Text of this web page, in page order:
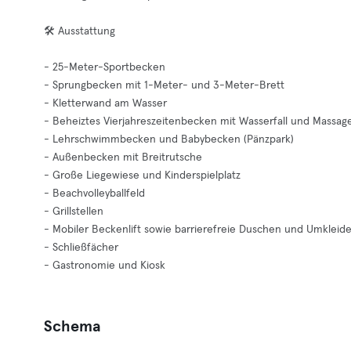
🛠️ Ausstattung
- 25-Meter-Sportbecken
- Sprungbecken mit 1-Meter- und 3-Meter-Brett
- Kletterwand am Wasser
- Beheiztes Vierjahreszeitenbecken mit Wasserfall und
- Lehrschwimmbecken und Babybecken (Pänzpark)
- Außenbecken mit Breitrutsche
- Große Liegewiese und Kinderspielplatz
- Beachvolleyballfeld
- Grillstellen
- Mobiler Beckenlift sowie barrierefreie Duschen und
- Schließfächer
- Gastronomie und Kiosk
Schema